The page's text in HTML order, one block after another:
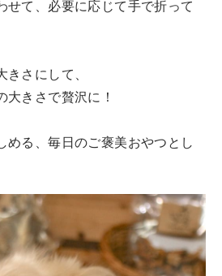
せて、必要に応じて手で折って
きさにして、
大きさで贅沢に！
める、毎日のご褒美おやつとし